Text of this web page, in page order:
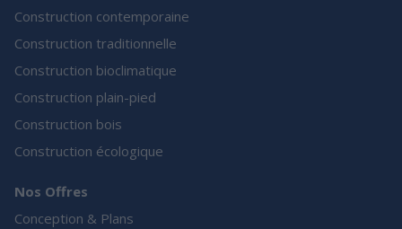
Construction contemporaine
Construction traditionnelle
Construction bioclimatique
Construction plain-pied
Construction bois
Construction écologique
Nos Offres
Conception & Plans